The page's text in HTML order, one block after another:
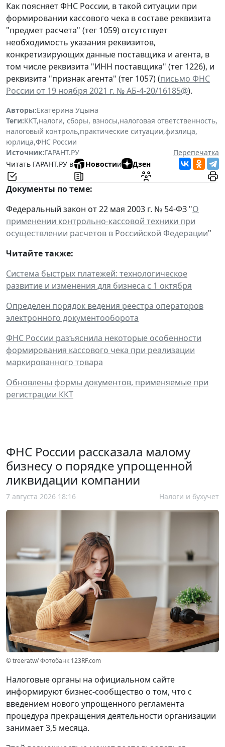
Как поясняет ФНС России, в такой ситуации при
формировании кассового чека в составе реквизита
"предмет расчета" (тег 1059) отсутствует
необходимость указания реквизитов,
конкретизирующих данные поставщика и агента, в
том числе реквизита "ИНН поставщика" (тег 1226), и
реквизита "признак агента" (тег 1057) (письмо ФНС
России от 19 ноября 2021 г. № АБ-4-20/16185@).
Авторы:Екатерина Уцына
Теги:ККТ,налоги, сборы, взносы,налоговая ответственность,
налоговый контроль,практические ситуации,физлица,
юрлица,ФНС России
Источник:ГАРАНТ.РУ
Перепечатка
Читать ГАРАНТ.РУ в
Новостии Дзен
Документы по теме:
Федеральный закон от 22 мая 2003 г. № 54-ФЗ "О
применении контрольно-кассовой техники при
осуществлении расчетов в Российской Федерации"
Читайте также:
Система быстрых платежей: технологическое
развитие и изменения для бизнеса с 1 октября
Определен порядок ведения реестра операторов
электронного документооборота
ФНС России разъяснила некоторые особенности
формирования кассового чека при реализации
маркированного товара
Обновлены формы документов, применяемые при
регистрации ККТ
ФНС России рассказала малому
бизнесу о порядке упрощенной
ликвидации компании
7 августа 2026 18:16 Налоги и бухучет
© treeratw/ Фотобанк 123RF.com
Налоговые органы на официальном сайте
информируют бизнес-сообщество о том, что с
введением нового упрощенного регламента
процедура прекращения деятельности организации
занимает 3,5 месяца.